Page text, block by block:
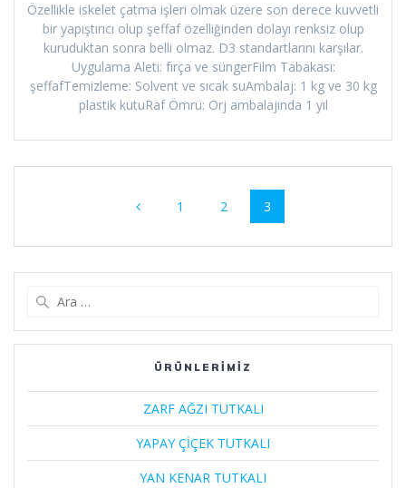
Özellikle iskelet çatma işleri olmak üzere son derece kuvvetli
bir yapıştırıcı olup şeffaf özelliğinden dolayı renksiz olup
kuruduktan sonra belli olmaz. D3 standartlarını karşılar.
Uygulama Aleti: fırça ve süngerFilm Tabakası:
şeffafTemizleme: Solvent ve sıcak suAmbalaj: 1 kg ve 30 kg
plastik kutuRaf Ömrü: Orj ambalajında 1 yıl
dolaşımı
Sayfa
1 Sayfa
2 Sayfa
3
ÜRÜNLERİMİZ
ZARF AĞZI TUTKALI
YAPAY ÇİÇEK TUTKALI
YAN KENAR TUTKALI